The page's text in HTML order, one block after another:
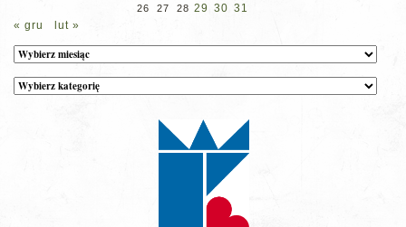
26 27 28 29 30 31
« gru
lut »
Archiwum
Kategorie
wpisów